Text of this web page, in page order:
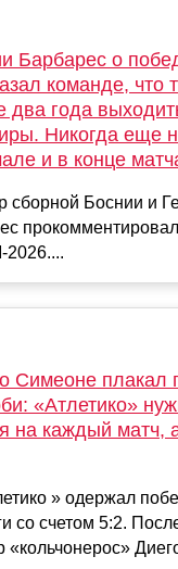
Барбарес о
команде, что
два года
Никогда еще
и в конце
сборной Боснии и
Симеоне плакал
«Атлетико»
на каждый матч,
» одержал
со счетом 5:2.
«кольчонерос»